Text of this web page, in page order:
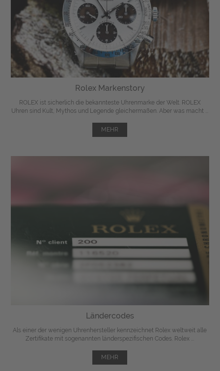
Rolex Markenstory
ROLEX ist sicherlich die bekannteste Uhrenmarke der Welt. ROLEX
Uhren sind Kult, Mythos und Legende gleichermaßen. Aber was macht ...
MEHR
Ländercodes
Als einer der wenigen Uhrenhersteller kennzeichnet Rolex weltweit alle
Zertifikate mit sogenannten länderspezifischen Codes. Rolex ...
MEHR